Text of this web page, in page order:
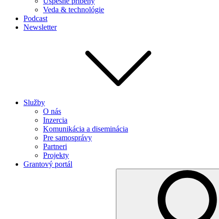
Veda & technológie
Podcast
Newsletter
Služby
O nás
Inzercia
Komunikácia a diseminácia
Pre samosprávy
Partneri
Projekty
Grantový portál